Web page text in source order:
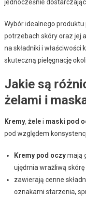
jednocześnie
Wybór idealnego
potrzebach skóry oraz jej
na składniki i
skuteczną pielęgnację
Jakie są
żelami i
Kremy, żelei maski pod
pod względem
Kremy pod oczymają
ujędrnia wrażliwą skórę
zawierają cenne
oznakami starzenia,